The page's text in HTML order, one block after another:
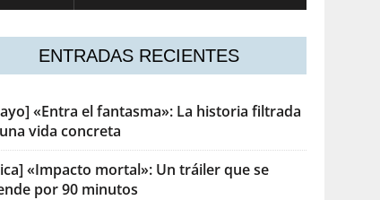
ENTRADAS RECIENTES
«Entra el fantasma»: La historia filtrada
vida concreta
«Impacto mortal»: Un tráiler que se
por 90 minutos